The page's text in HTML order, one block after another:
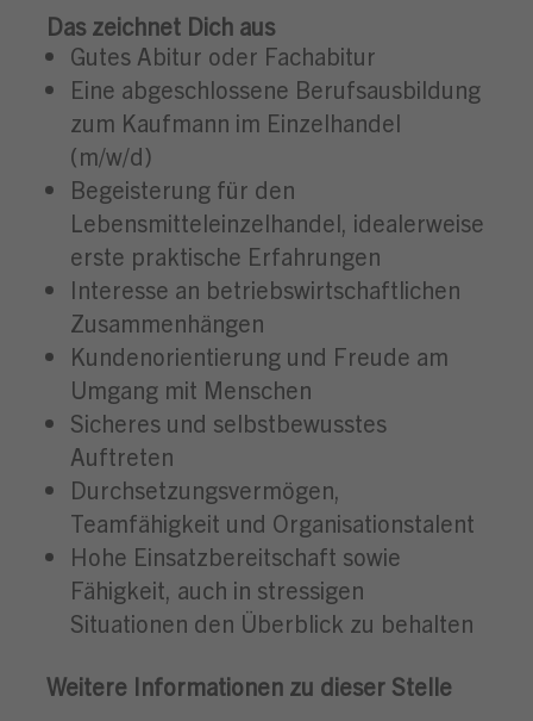
Das zeichnet Dich aus
Gutes Abitur oder Fachabitur
Eine abgeschlossene Berufsausbildung
zum Kaufmann im Einzelhandel
(m/w/d)
Begeisterung für den
Lebensmitteleinzelhandel, idealerweise
erste praktische Erfahrungen
Interesse an betriebswirtschaftlichen
Zusammenhängen
Kundenorientierung und Freude am
Umgang mit Menschen
Sicheres und selbstbewusstes
Auftreten
Durchsetzungsvermögen,
Teamfähigkeit und Organisationstalent
Hohe Einsatzbereitschaft sowie
Fähigkeit, auch in stressigen
Situationen den Überblick zu behalten
Weitere Informationen zu dieser Stelle